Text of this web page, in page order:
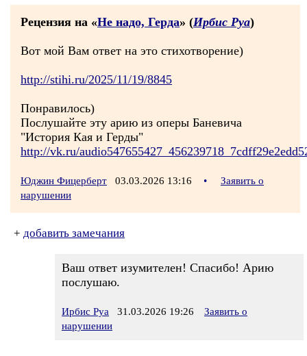
Рецензия на «Не надо, Герда» (Ирбис Руа)
Вот мой Вам ответ на это стихотворение)
http://stihi.ru/2025/11/19/8845
Понравилось)
Послушайте эту арию из оперы Баневича
"История Кая и Герды"
http://vk.ru/
Юджин Фицерберт 03.03.2026 13:16 •
Заявить о
нарушении
+ добавить замечания
Ваш ответ изумителен! Спасибо! Арию
послушаю.
Ирбис Руа 31.03.2026 19:26
Заявить о
нарушении